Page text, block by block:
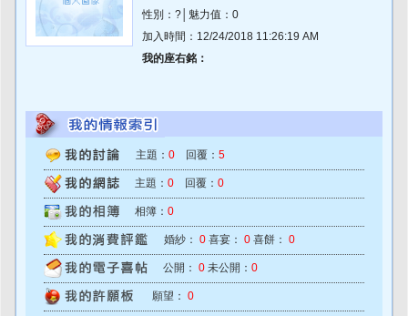
性別：?│魅力值：0
加入時間：12/24/2018 11:26:19 AM
我的座右銘：
主題： 0 回覆： 5
主題： 0 回覆： 0
相簿： 0
婚紗： 0 喜宴： 0 喜餅： 0
公開： 0 未公開： 0
願望： 0